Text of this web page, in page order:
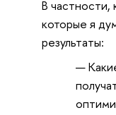
В частности,
которые я
результаты: